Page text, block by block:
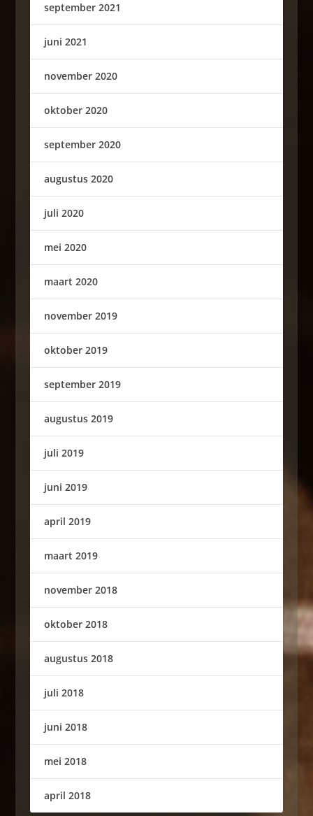
september 2021
juni 2021
november 2020
oktober 2020
september 2020
augustus 2020
juli 2020
mei 2020
maart 2020
november 2019
oktober 2019
september 2019
augustus 2019
juli 2019
juni 2019
april 2019
maart 2019
november 2018
oktober 2018
augustus 2018
juli 2018
juni 2018
mei 2018
april 2018